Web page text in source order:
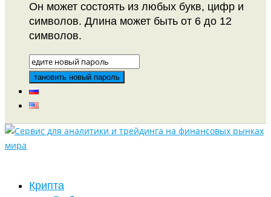
Он может состоять из любых букв, цифр и
символов. Длина может быть от 6 до 12
символов.
Крипта